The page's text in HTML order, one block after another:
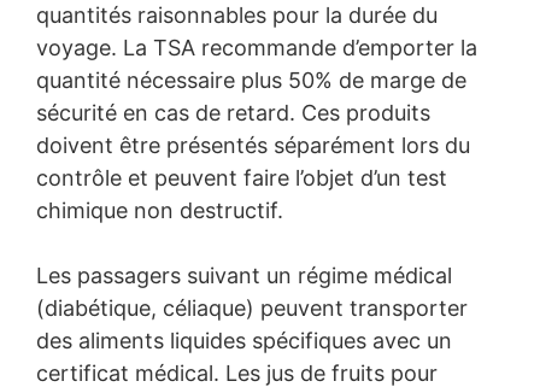
quantités raisonnables pour la durée du
voyage. La TSA recommande d’emporter la
quantité nécessaire plus 50% de marge de
sécurité en cas de retard. Ces produits
doivent être présentés séparément lors du
contrôle et peuvent faire l’objet d’un test
chimique non destructif.
Les passagers suivant un régime médical
(diabétique, céliaque) peuvent transporter
des aliments liquides spécifiques avec un
certificat médical. Les jus de fruits pour